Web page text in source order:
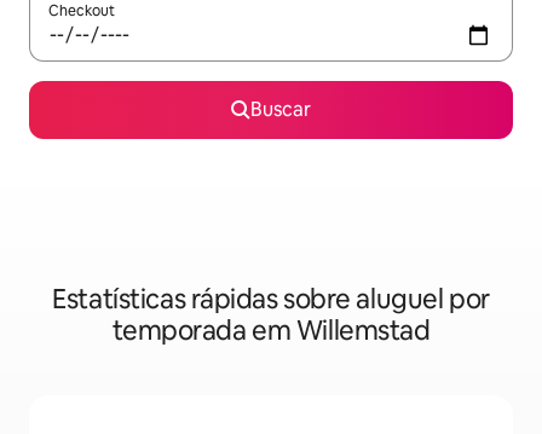
Checkout
Buscar
Estatísticas rápidas sobre aluguel por
temporada em Willemstad